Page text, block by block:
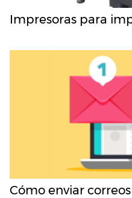
Impresoras para
Cómo enviar